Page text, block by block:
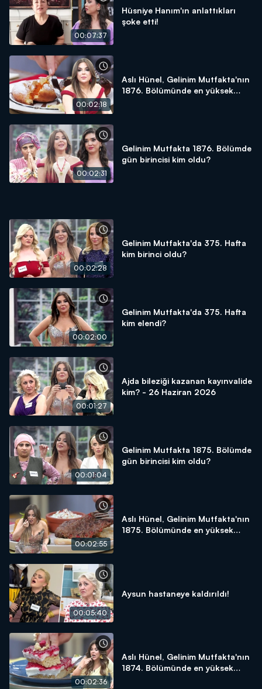
00:07:37
Hüsniye Hanım'ın anlattıkları
şoke etti!
00:02:18
Aslı Hünel, Gelinim Mutfakta'nın
1876. Bölümünde en yüksek
00:02:31
Gelinim Mutfakta 1876. Bölümde
gün birincisi kim oldu?
00:02:28
Gelinim Mutfakta'da 375. Hafta
kim birinci oldu?
00:02:00
Gelinim Mutfakta'da 375. Hafta
kim elendi?
00:01:27
Ajda bileziği kazanan kayınvalide
kim? - 26 Haziran 2026
00:01:04
Gelinim Mutfakta 1875. Bölümde
gün birincisi kim oldu?
00:02:55
Aslı Hünel, Gelinim Mutfakta'nın
1875. Bölümünde en yüksek
00:05:40
Aysun hastaneye kaldırıldı!
00:02:36
Aslı Hünel, Gelinim Mutfakta'nın
1874. Bölümünde en yüksek